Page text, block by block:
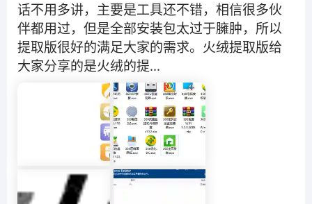
话不用多讲，主要是工具还不错，相信很多伙
伴都用过，但是全部安装包太过于臃肿，所以
提取版很好的满足大家的需求。火绒提取版给
大家分享的是火绒的提...